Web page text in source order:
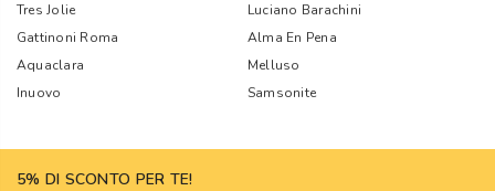
Tres Jolie
Luciano Barachini
Gattinoni Roma
Alma En Pena
Aquaclara
Melluso
Inuovo
Samsonite
5% DI SCONTO PER TE!